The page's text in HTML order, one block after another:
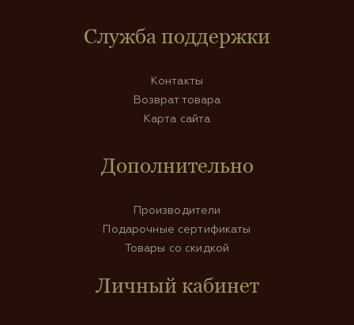
Служба поддержки
Контакты
Возврат товара
Карта сайта
Дополнительно
Производители
Подарочные сертификаты
Товары со скидкой
Личный кабинет